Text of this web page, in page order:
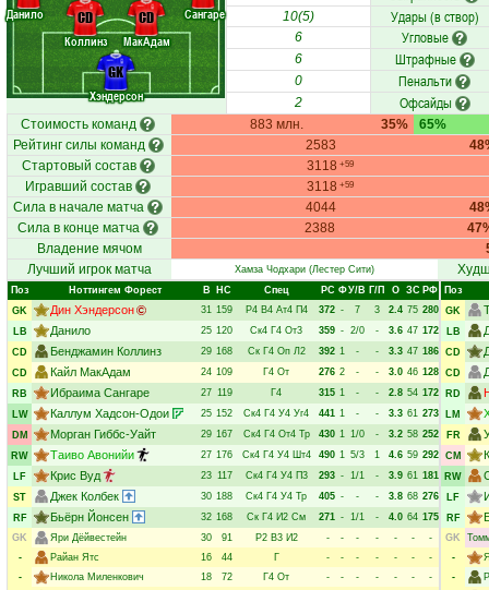
Хэндерсон
Данило
Коллинз
МакАдам
Сангаре
GK
CD
CD 10(5) Удары (в створ)
6 Угловые
6 Штрафные
0 Пенальти
2 Офсайды
Стоимость команд 883 млн. 35%
65%
Рейтинг силы команд
2583
Стартовый состав
3118 +59
Игравший состав 3118 +59
Сила в начале матча 4044
Сила в конце матча
2388
Владение мячом
Лучший игрок матча
Хамза Чодхари (Лестер Сити)
Поз Ноттингем Форест В НC Спец РC ФУ/В Г/П О ЗС РФ
GK
Дин Хэндерсон 31 159 Р4 В4 Ат4 П4 372 - 7 3 2.4 75 280
LB
Данило 25 120 Ск4 Г4 От3 359 - 2/0 - 3.6 47 172
CD
Бенджамин Коллинз 29 168 Ск Г4 Оп Л2 392 1 - - 3.3 47 186
CD
Кайл МакАдам 24 109 Г4 От 276 2 - - 3.0 46 128
RB
Ибраима Сангаре 27 119 Г4 315 1 - - 2.8 54 172
LW
Каллум Хадсон-Одои 25 152 Ск4 Г4 У4 Уг4 441 1 - - 3.3 61 273
DM
Морган Гиббс-Уайт 29 167 Ск4 Г4 От4 Тр 430 1 1/0 - 3.2 58 252
RW
Таиво Авонийи 27 176 Ск4 Г4 У4 Шт4 490 1 5/3 1 4.6 59 292
LF
Крис Вуд 23 117 Ск4 Г4 У4 П3 293 - 1/1 - 3.9 61 181
ST
Джек Колбек 30 188 Ск4 Г4 У4 Тр 405 - - - 3.8 68 276
RF
Бьёрн Йонсен 32 168 Ск Г4 И2 См 271 - 1/1 - 4.0 64 175
GK
Яри Дёйвестейн 30 91 Р2 В3 И2 - - - - - -
-
-
Райан Ятс 16 44 Г - - - - - -
-
-
Никола Миленкович 18 72 Г4 От - - - - - -
-
Поз
GK
LB
CD
CD
RD
LM
FR
CM
RW
LF
RF
GK
-
-